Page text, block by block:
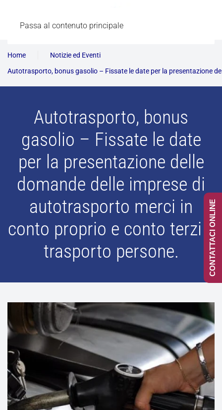
Passa al contenuto principale
Home
Notizie ed Eventi
Autotrasporto, bonus gasolio – Fissate le date per la presentazione
Autotrasporto, bonus
gasolio – Fissate le date
per la presentazione delle
domande delle imprese di
autotrasporto merci in
conto proprio e conto terzi e
trasporto persone.
CONTATTACI ONLINE